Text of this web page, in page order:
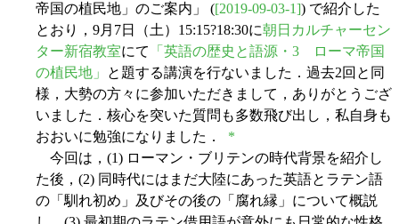
帝国の植民地」のご案内」 ([2019-09-03-1]) で紹介した
とおり，9月7日（土）15:15?18:30に朝日カルチャーセン
ター新宿教室にて
「英語の歴史と語源・3 ローマ帝国
の植民地」
と題する講演を行ないました．過去2回と同
様，大勢の方々に参加いただきまして，ありがとうござ
いました．核心を突いた質問も多数飛び出し，私自身も
おおいに勉強になりました． *
今回は，(1) ローマン・ブリテンの時代背景を紹介し
た後，(2) 同時代にはまだ大陸にあった英語とラテン語
の「馴れ初め」及びその後の「腐れ縁」について概説